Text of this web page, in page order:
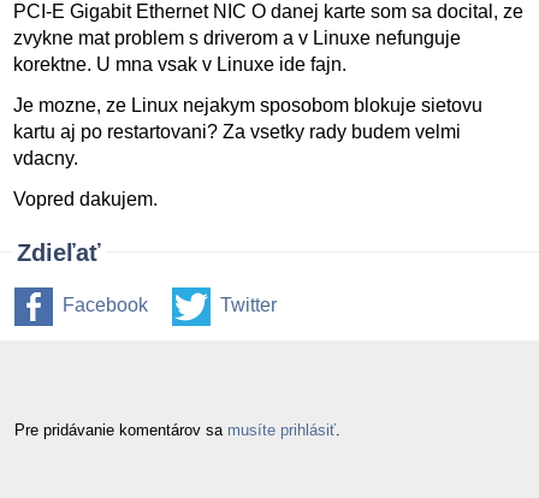
PCI-E Gigabit Ethernet NIC O danej karte som sa docital, ze
zvykne mat problem s driverom a v Linuxe nefunguje
korektne. U mna vsak v Linuxe ide fajn.
Je mozne, ze Linux nejakym sposobom blokuje sietovu
kartu aj po restartovani? Za vsetky rady budem velmi
vdacny.
Vopred dakujem.
Zdieľať
Facebook Twitter
Pre pridávanie komentárov sa musíte prihlásiť